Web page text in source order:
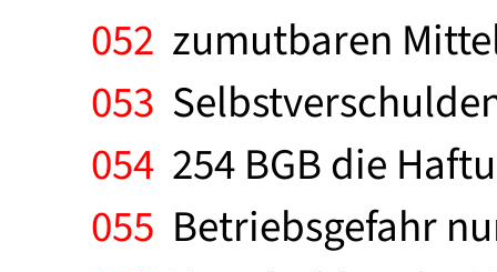
052 zumutbaren
053
054 254 BGB die
055 Betriebsgefahr